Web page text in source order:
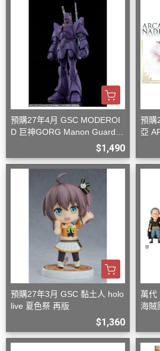
預購27年4月 GSC MODEROI
D 巨神GORG Manon Guardia
$1,490
預購
亞
預購27年3月 GSC 黏土人 holo
live 夏色祭 再版
$1,360
萬代
海賊